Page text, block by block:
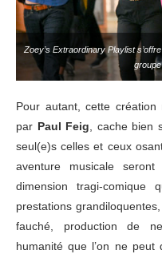
Zoey’s Extraordinary Playlist
Pour autant, cette création
par Paul Feig, cache bien
seul(e)s celles et ceux
aventure musicale
dimension tragi-comique
prestations
fauché, production de
humanité que l’on ne